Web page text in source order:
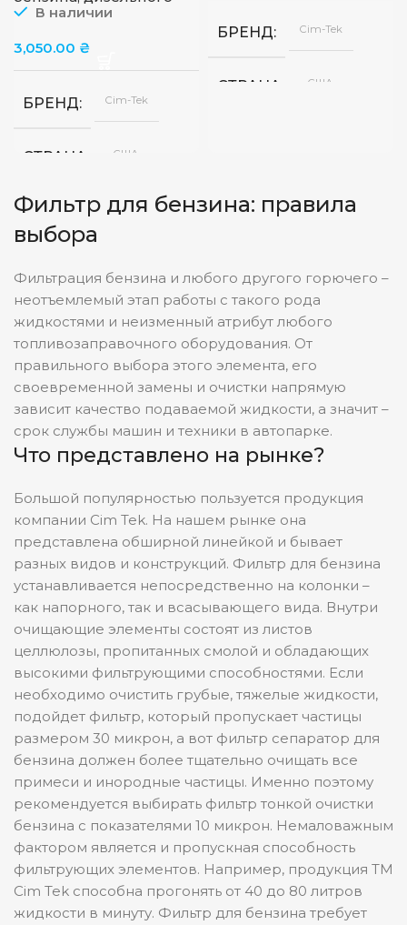
топлива, 400-144 (до 80
В наличии
3,050.00 ₴
БРЕНД Cim-Tek
СТРАНА США
СТЕПЕНЬ ФИЛЬТРАЦИИ
144
ПРОПУСКНАЯ СПОСОБНОСТЬ
л/
мин
БРЕНД Cim-Tek
СТРАНА США
ПРОПУСКНАЯ
Фильтр для бензина: правила
выбора
Фильтрация бензина и любого другого горючего –
неотъемлемый этап работы с такого рода
жидкостями и неизменный атрибут любого
топливозаправочного оборудования. От
правильного выбора этого элемента, его
своевременной замены и очистки напрямую
зависит качество подаваемой жидкости, а значит –
срок службы машин и техники в автопарке.
Что представлено на рынке?
Большой популярностью пользуется продукция
компании Cim Tek. На нашем рынке она
представлена обширной линейкой и бывает
разных видов и конструкций. Фильтр для бензина
устанавливается непосредственно на колонки –
как напорного, так и всасывающего вида. Внутри
очищающие элементы состоят из листов
целлюлозы, пропитанных смолой и обладающих
высокими фильтрующими способностями. Если
необходимо очистить грубые, тяжелые жидкости,
подойдет фильтр, который пропускает частицы
размером 30 микрон, а вот фильтр сепаратор для
бензина должен более тщательно очищать все
примеси и инородные частицы. Именно поэтому
рекомендуется выбирать фильтр тонкой очистки
бензина с показателями 10 микрон. Немаловажным
фактором является и пропускная способность
фильтрующих элементов. Например, продукция ТМ
Cim Tek способна прогонять от 40 до 80 литров
жидкости в минуту. Фильтр для бензина требует